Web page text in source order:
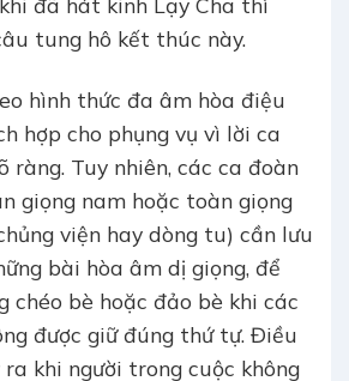
đã hát kinh Lạy Cha thì
tung hô kết thúc này.
hình thức đa âm hòa điệu
hợp cho phụng vụ vì lời ca
ràng. Tuy nhiên, các ca đoàn
giọng nam hoặc toàn giọng
viện hay dòng tu) cần lưu
bài hòa âm dị giọng, để
chéo bè hoặc đảo bè khi các
được giữ đúng thứ tự. Điều
khi người trong cuộc không